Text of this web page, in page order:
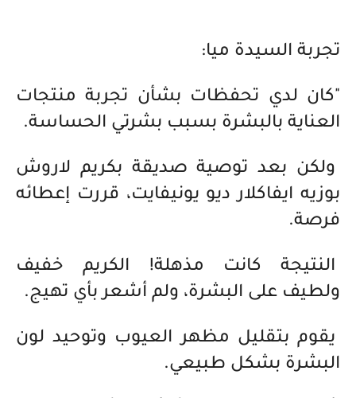
تجربة السيدة ميا:
"كان لدي تحفظات بشأن تجربة منتجات
العناية بالبشرة بسبب بشرتي الحساسة.
ولكن بعد توصية صديقة بكريم لاروش
بوزيه ايفاكلار ديو يونيفايت، قررت إعطائه
فرصة.
النتيجة كانت مذهلة! الكريم خفيف
ولطيف على البشرة، ولم أشعر بأي تهيج.
يقوم بتقليل مظهر العيوب وتوحيد لون
البشرة بشكل طبيعي.